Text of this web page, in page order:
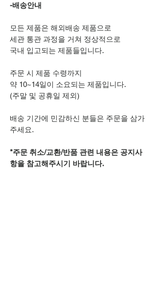
-배송안내
모든 제품은 해외배송 제품으로
세관 통관 과정을 거쳐 정상적으로
국내 입고되는 제품들입니다.
주문 시 제품 수령까지
약 10~14일이 소요되는 제품입니다.
(주말 및 공휴일 제외)
배송 기간에 민감하신 분들은 주문을 삼가
주세요.
*주문 취소/교환/반품 관련 내용은 공지사
항을 참고해주시기 바랍니다.